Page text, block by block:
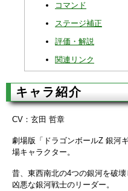
コマンド
ステージ補正
評価・解説
関連リンク
キャラ紹介
CV：玄田 哲章
劇場版「ドラゴンボールZ 銀河
場キャラクター。
昔、東西南北の4つの銀河を破
凶悪な銀河戦士のリーダー。